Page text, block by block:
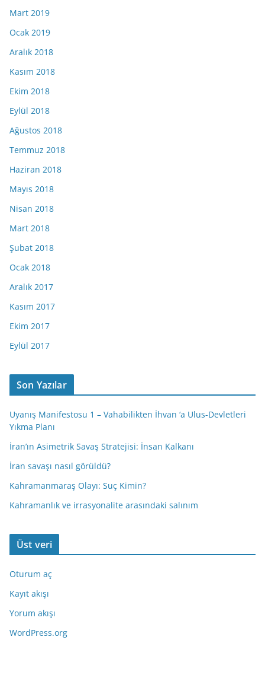
Mart 2019
Ocak 2019
Aralık 2018
Kasım 2018
Ekim 2018
Eylül 2018
Ağustos 2018
Temmuz 2018
Haziran 2018
Mayıs 2018
Nisan 2018
Mart 2018
Şubat 2018
Ocak 2018
Aralık 2017
Kasım 2017
Ekim 2017
Eylül 2017
Son Yazılar
Uyanış Manifestosu 1 – Vahabilikten İhvan ‘a Ulus-Devletleri
Yıkma Planı
İran’ın Asimetrik Savaş Stratejisi: İnsan Kalkanı
İran savaşı nasıl görüldü?
Kahramanmaraş Olayı: Suç Kimin?
Kahramanlık ve irrasyonalite arasındaki salınım
Üst veri
Oturum aç
Kayıt akışı
Yorum akışı
WordPress.org